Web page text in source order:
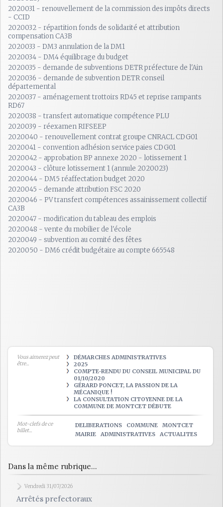
2020031 - renouvellement de la commission des impôts directs
- CCID
2020032 - répartition fonds de solidarité et attribution
compensation CA3B
2020033 - DM3 annulation de la DM1
2020034 - DM4 équilibrage du budget
2020035 - demande de subventions DETR préfecture de l'Ain
2020036 - demande de subvention DETR conseil
départemental
2020037 - aménagement trottoirs RD45 et reprise rampants
RD67
2020038 - transfert automatique compétence PLU
2020039 - réexamen RIFSEEP
2020040 - renouvellement contrat groupe CNRACL CDG01
2020041 - convention adhésion service paies CDG01
2020042 - approbation BP annexe 2020 - lotissement 1
2020043 - clôture lotissement 1 (annule 2020023)
2020044 - DM5 réaffectation budget 2020
2020045 - demande attribution FSC 2020
2020046 - PV transfert compétences assainissement collectif
CA3B
2020047 - modification du tableau des emplois
2020048 - vente du mobilier de l'école
2020049 - subvention au comité des fêtes
2020050 - DM6 crédit budgétaire au compte 665548
Vous aimerez peut
être...
DÉMARCHES ADMINISTRATIVES
2025
COMPTE-RENDU DU CONSEIL MUNICIPAL DU
01/10/2020
GÉRARD PONCET, LA PASSION DE LA
MÉCANIQUE !
LA CONSULTATION CITOYENNE DE LA
COMMUNE DE MONTCET DÉBUTE
Mot-clefs de ce
billet...
DELIBERATIONS COMMUNE
MONTCET
MAIRIE
ADMINISTRATIVES ACTUALITES
Dans la même rubrique...
Vendredi 31/07/2026
Arrêtés prefectoraux